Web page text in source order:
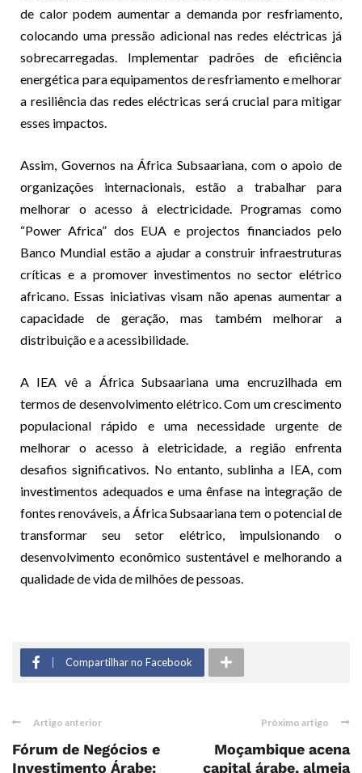
de calor podem aumentar a demanda por resfriamento,
colocando uma pressão adicional nas redes eléctricas já
sobrecarregadas. Implementar padrões de eficiência
energética para equipamentos de resfriamento e melhorar
a resiliência das redes eléctricas será crucial para mitigar
esses impactos.
Assim, Governos na África Subsaariana, com o apoio de
organizações internacionais, estão a trabalhar para
melhorar o acesso à electricidade. Programas como
“Power Africa” dos EUA e projectos financiados pelo
Banco Mundial estão a ajudar a construir infraestruturas
críticas e a promover investimentos no sector elétrico
africano. Essas iniciativas visam não apenas aumentar a
capacidade de geração, mas também melhorar a
distribuição e a acessibilidade.
A IEA vê a África Subsaariana uma encruzilhada em
termos de desenvolvimento elétrico. Com um crescimento
populacional rápido e uma necessidade urgente de
melhorar o acesso à eletricidade, a região enfrenta
desafios significativos. No entanto, sublinha a IEA, com
investimentos adequados e uma ênfase na integração de
fontes renováveis, a África Subsaariana tem o potencial de
transformar seu setor elétrico, impulsionando o
desenvolvimento econômico sustentável e melhorando a
qualidade de vida de milhões de pessoas.
Compartilhar no Facebook
Artigo anterior
Fórum de Negócios e
Investimento Árabe:
Próximo artigo
Moçambique acena
capital árabe, almeja